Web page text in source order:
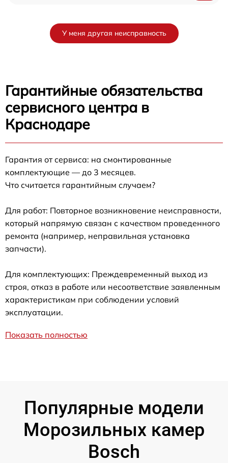
У меня другая неисправность
Гарантийные обязательства
сервисного центра в
Краснодаре
Гарантия от сервиса: на смонтированные
комплектующие — до 3 месяцев.
Что считается гарантийным случаем?
Для работ: Повторное возникновение неисправности,
который напрямую связан с качеством проведенного
ремонта (например, неправильная установка
запчасти).
Для комплектующих: Преждевременный выход из
строя, отказ в работе или несоответствие заявленным
характеристикам при соблюдении условий
эксплуатации.
Показать полностью
Популярные модели
Морозильных камер
Bosch